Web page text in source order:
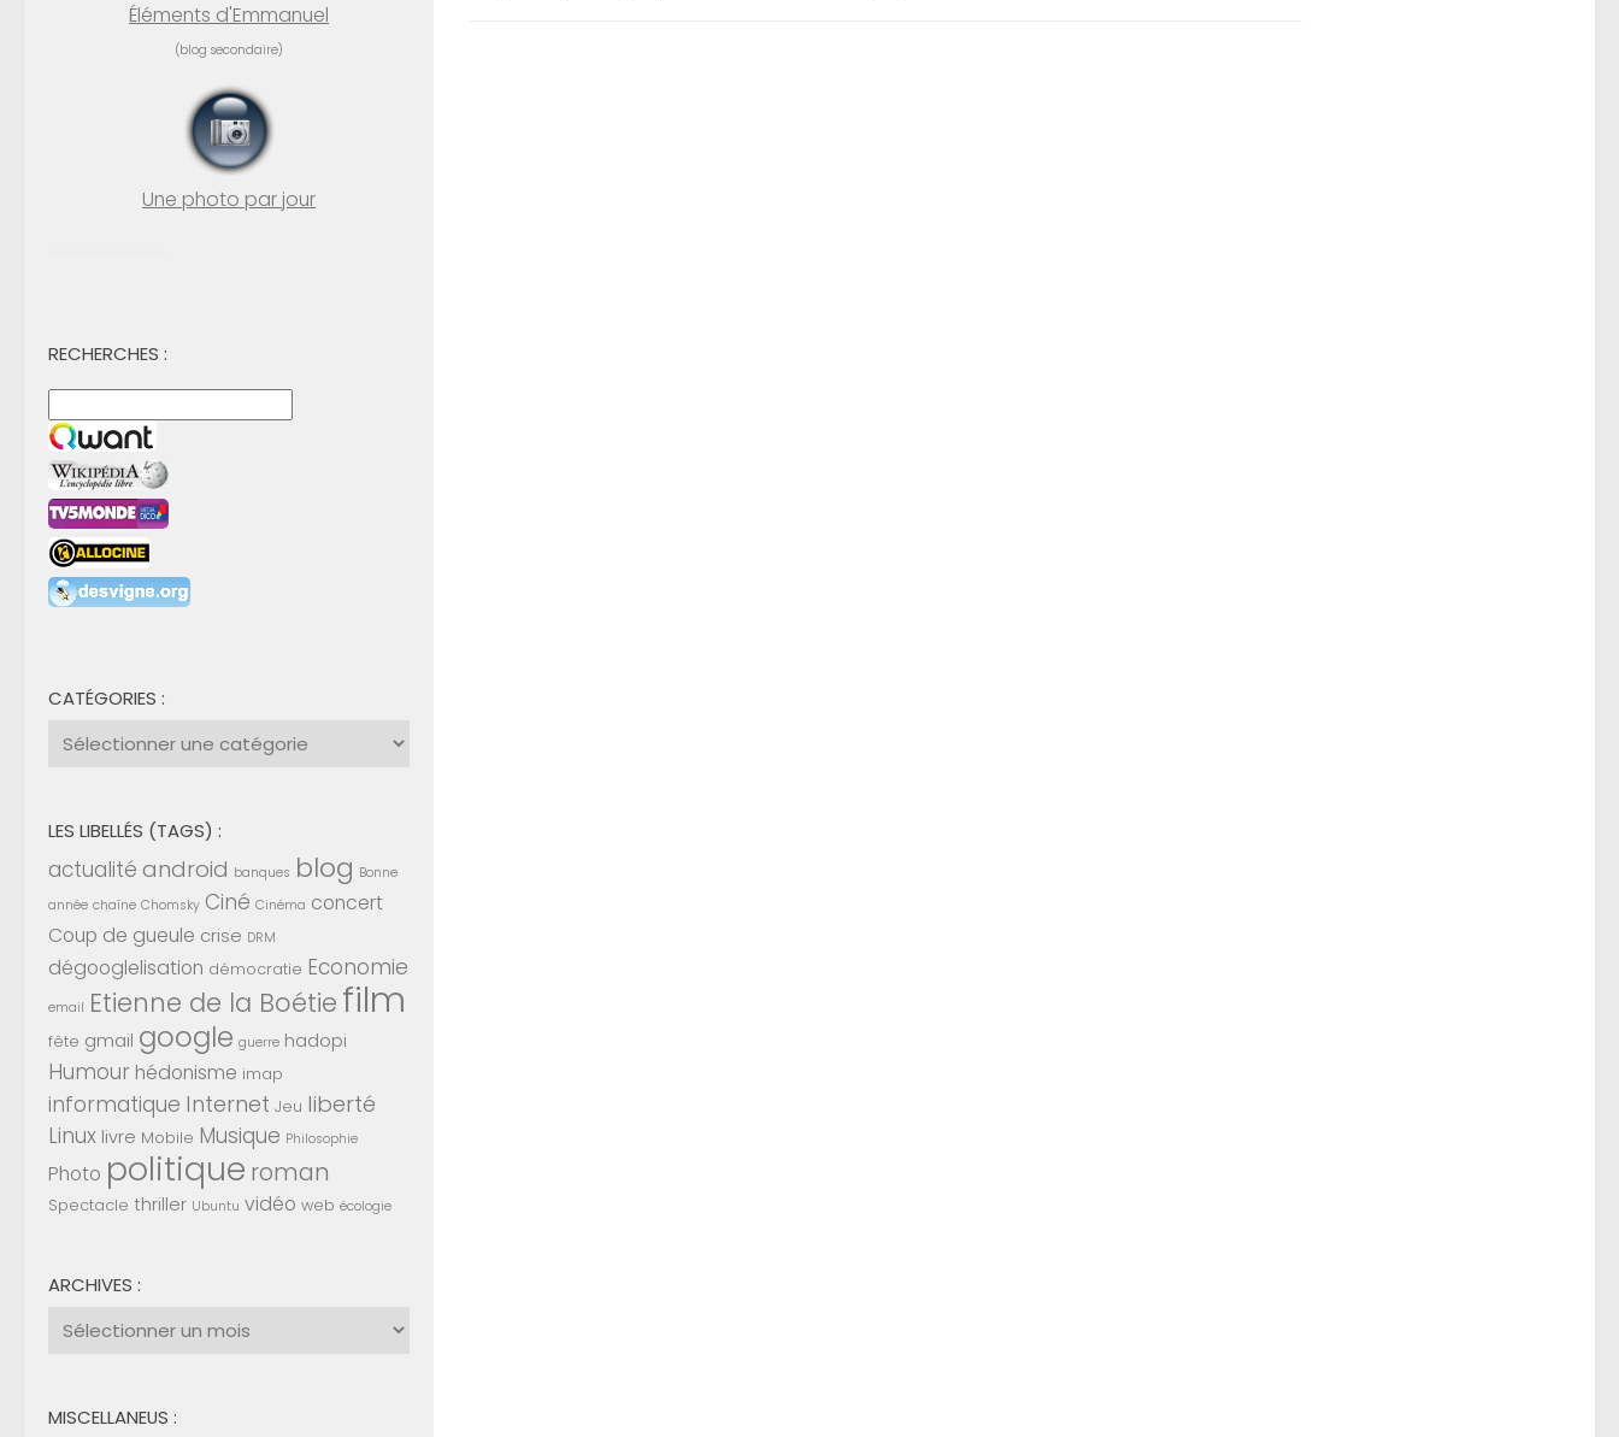
Éléments d'Emmanuel
(blog secondaire)
Une photo par jour
RECHERCHES :
CATÉGORIES :
Catégories
LES LIBELLÉS (TAGS) :
actualité android banques blog Bonne
année chaîne Chomsky Ciné Cinéma concert
Coup de gueule crise DRM
dégooglelisation démocratie Economie
email Etienne de la Boétie film
fête gmail google guerre hadopi
Humour hédonisme imap
informatique Internet Jeu liberté
Linux livre Mobile Musique Philosophie
Photo politique roman
Spectacle thriller Ubuntu vidéo web écologie
ARCHIVES :
Archives
MISCELLANEUS :